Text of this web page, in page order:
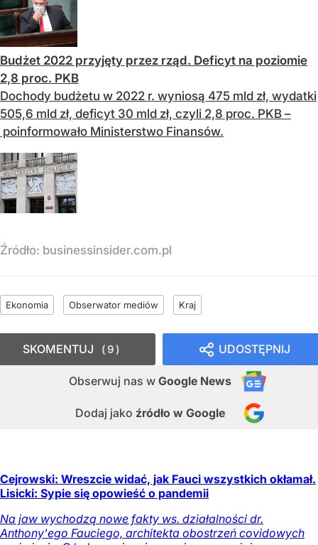
Budżet 2022 przyjęty przez rząd. Deficyt na poziomie
2,8 proc. PKB
Dochody budżetu w 2022 r. wyniosą 475 mld zł, wydatki
505,6 mld zł, deficyt 30 mld zł, czyli 2,8 proc. PKB –
poinformowało Ministerstwo Finansów.
Źródło: businessinsider.com.pl
Ekonomia Obserwator mediów Kraj
UDOSTĘPNIJ
Obserwuj nas w Google News
Dodaj jako źródło w Google
SKOMENTUJ 9
Cejrowski: Wreszcie widać, jak Fauci wszystkich okłamał.
Lisicki: Sypie się opowieść o pandemii
Na jaw wychodzą nowe fakty ws. działalności dr.
Anthony'ego Fauciego, architekta obostrzeń covidowych